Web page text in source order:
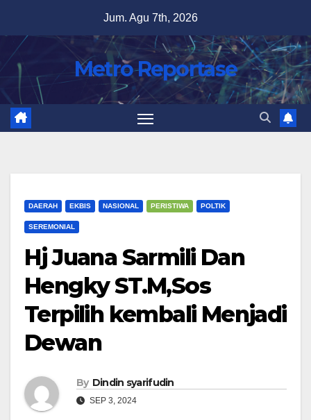
content
Jum. Agu 7th, 2026
Metro Reportase
DAERAH EKBIS NASIONAL PERISTIWA POLTIK
SEREMONIAL
Hj Juana Sarmili Dan
Hengky ST.M,Sos
Terpilih kembali Menjadi
Dewan
By Dindin syarifudin
SEP 3, 2024